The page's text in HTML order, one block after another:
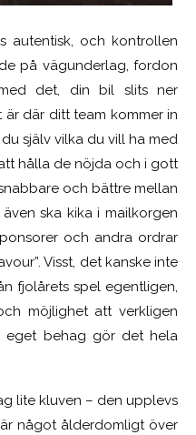
autentisk, och kontrollen
på vägunderlag, fordon
det, din bil slits ner
där ditt team kommer in
själv vilka du vill ha med
hålla de nöjda och i gott
och bättre mellan
ävenska kika i mailkorgen
och andra ordrar
Visst, det kanske inte
fjolårets spel egentligen,
möjlighet att verkligen
eget behag gör det hela
lite kluven – den upplevs
något ålderdomligt över